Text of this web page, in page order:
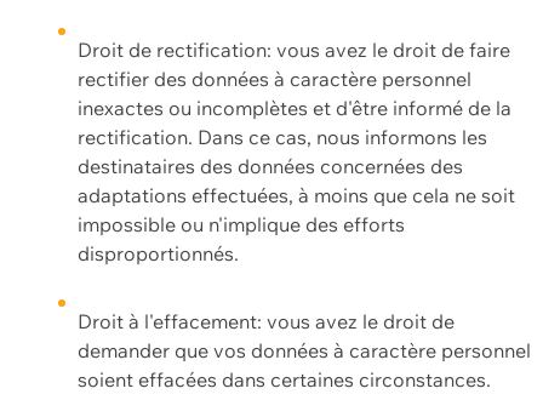
Droit de rectification: vous avez le droit de faire
rectifier des données à caractère personnel
inexactes ou incomplètes et d'être informé de la
rectification. Dans ce cas, nous informons les
destinataires des données concernées des
adaptations effectuées, à moins que cela ne soit
impossible ou n'implique des efforts
disproportionnés.
Droit à l'effacement: vous avez le droit de
demander que vos données à caractère personnel
soient effacées dans certaines circonstances.